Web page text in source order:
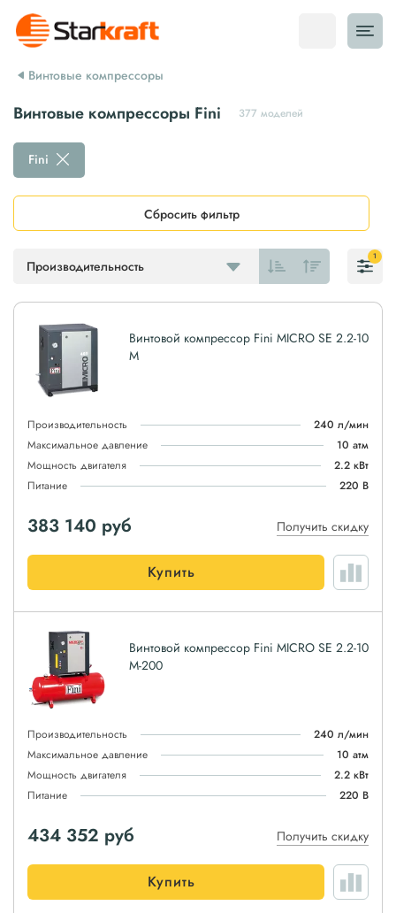
Винтовые компрессоры
Винтовые компрессоры Fini 377 моделей
Производительность
Fini
Сбросить фильтр
1
Винтовой компрессор Fini MICRO SE 2.2-10
M
Производительность
240 л/мин
Максимальное давление
10 атм
Мощность двигателя
2.2 кВт
Питание
220 В
383 140 руб Получить скидку
Купить
Винтовой компрессор Fini MICRO SE 2.2-10
M-200
Производительность
240 л/мин
Максимальное давление
10 атм
Мощность двигателя
2.2 кВт
Питание
220 В
434 352 руб Получить скидку
Купить